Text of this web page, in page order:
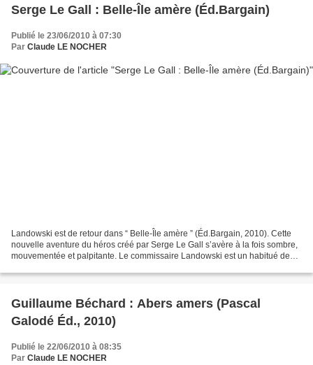
Serge Le Gall : Belle-Île amère (Éd.Bargain)
Publié le 23/06/2010 à 07:30
Par Claude LE NOCHER
Landowski est de retour dans “ Belle-Île amère ” (Éd.Bargain, 2010). Cette
nouvelle aventure du héros créé par Serge Le Gall s’avère à la fois sombre,
mouvementée et palpitante. Le commissaire Landowski est un habitué des
Guillaume Béchard : Abers amers (Pascal
Galodé Éd., 2010)
Publié le 22/06/2010 à 08:35
Par Claude LE NOCHER